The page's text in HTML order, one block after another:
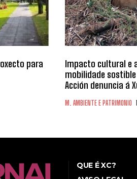
para
Impacto cultural e
mobilidade
Acción denuncia á
M. AMBIENTE E PATRIMONIO
QUE É XC?